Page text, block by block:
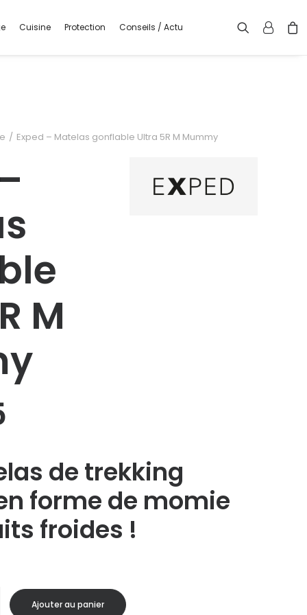
Cuisine Protection Conseils / Actu
Exped – Matelas gonflable Ultra 5R M Mummy
M
de trekking
forme de momie
froides !
Ajouter au panier